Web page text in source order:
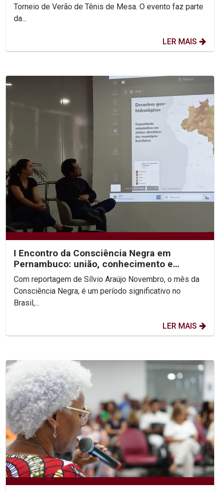
Torneio de Verão de Tênis de Mesa. O evento faz parte
da...
LER MAIS
I Encontro da Consciência Negra em
Pernambuco: união, conhecimento e
celebração
Com reportagem de Sílvio Araújo Novembro, o mês da
Consciência Negra, é um período significativo no
Brasil,...
LER MAIS